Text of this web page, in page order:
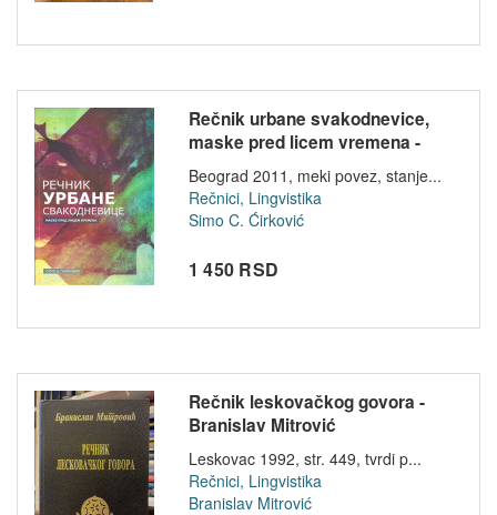
Rečnik urbane svakodnevice,
maske pred licem vremena -
Simo...
Beograd 2011, meki povez, stanje...
Rečnici, Lingvistika
Simo C. Ćirković
1 450 RSD
Rečnik leskovačkog govora -
Branislav Mitrović
Leskovac 1992, str. 449, tvrdi p...
Rečnici, Lingvistika
Branislav Mitrović